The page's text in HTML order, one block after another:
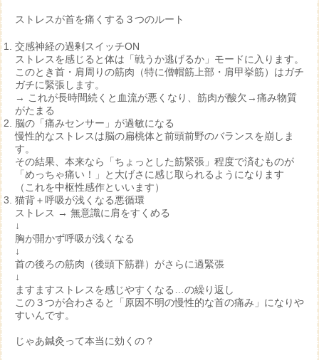
ストレスが首を痛くする３つのルート
交感神経の過剰スイッチON
ストレスを感じると体は「戦うか逃げるか」モードに入ります。
このとき首・肩周りの筋肉（特に僧帽筋上部・肩甲挙筋）はガチ
ガチに緊張します。
→ これが長時間続くと血流が悪くなり、筋肉が酸欠→痛み物質
がたまる
脳の「痛みセンサー」が過敏になる
慢性的なストレスは脳の扁桃体と前頭前野のバランスを崩しま
す。
その結果、本来なら「ちょっとした筋緊張」程度で済むものが
「めっちゃ痛い！」と大げさに感じ取られるようになります
（これを中枢性感作といいます）
猫背＋呼吸が浅くなる悪循環
ストレス → 無意識に肩をすくめる
↓
胸が開かず呼吸が浅くなる
↓
首の後ろの筋肉（後頭下筋群）がさらに過緊張
↓
ますますストレスを感じやすくなる…の繰り返し
この３つが合わさると「原因不明の慢性的な首の痛み」になりや
すいんです。
じゃあ鍼灸って本当に効くの？